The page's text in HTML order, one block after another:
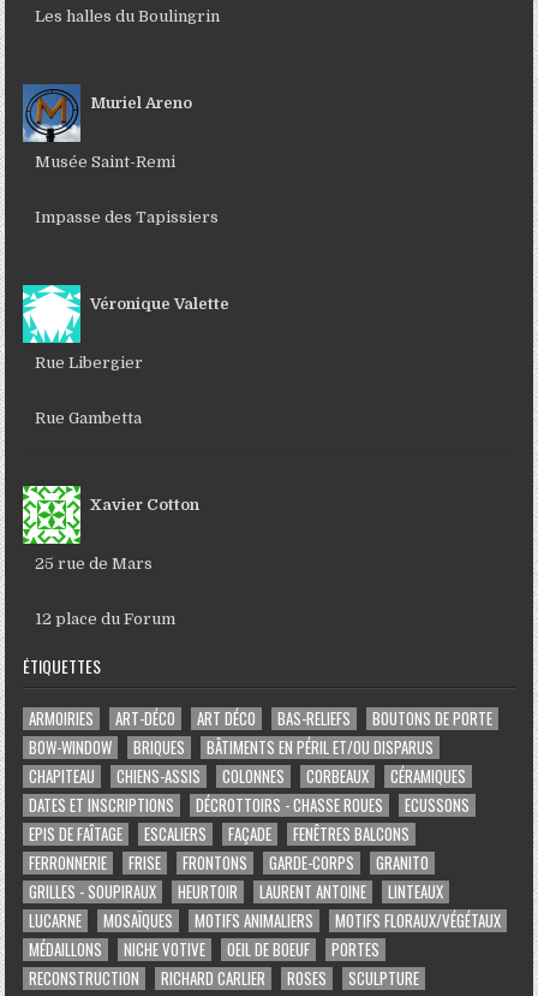
Les halles du Boulingrin
Muriel Areno
Musée Saint-Remi
Impasse des Tapissiers
Véronique Valette
Rue Libergier
Rue Gambetta
Xavier Cotton
25 rue de Mars
12 place du Forum
ÉTIQUETTES
ARMOIRIES ART-DÉCO ART DÉCO BAS-RELIEFS
BOUTONS DE PORTE
BOW-WINDOW
BRIQUES
BÂTIMENTS EN PÉRIL ET/OU DISPARUS
CHAPITEAU
CHIENS-ASSIS COLONNES CORBEAUX
CÉRAMIQUES
DATES ET INSCRIPTIONS
DÉCROTTOIRS - CHASSE ROUES
ECUSSONS
EPIS DE FAÎTAGE
ESCALIERS FAÇADE
FENÊTRES BALCONS
FERRONNERIE
FRISE FRONTONS GARDE-CORPS
GRANITO
GRILLES - SOUPIRAUX
HEURTOIR LAURENT ANTOINE
LINTEAUX
LUCARNE
MOSAÏQUES MOTIFS ANIMALIERS
MOTIFS FLORAUX/VÉGÉTAUX
MÉDAILLONS
NICHE VOTIVE OEIL DE BOEUF
PORTES
RECONSTRUCTION
RICHARD CARLIER ROSES
SCULPTURE